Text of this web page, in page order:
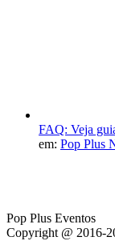
FAQ: Veja
em: Pop Plus
Pop Plus Eventos
Copyright @ 2016-